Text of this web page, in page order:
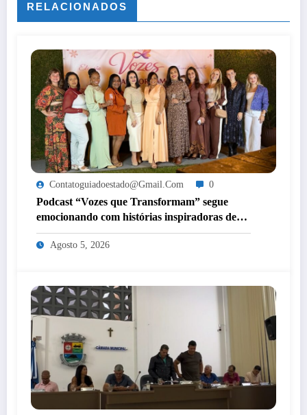
RELACIONADOS
Contatoguiadoestado@gmail.com 0
Podcast “Vozes que Transformam” segue
emocionando com histórias inspiradoras de
mulheres de Itaperuna
Agosto 5, 2026